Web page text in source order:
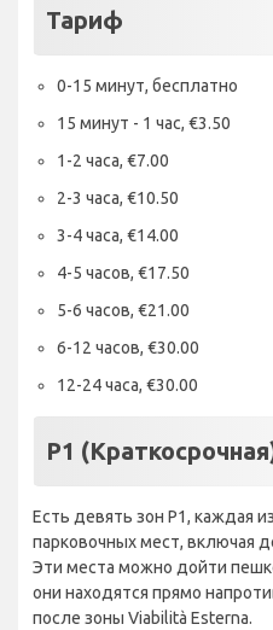
Тариф
0-15 минут, бесплатно
15 минут - 1 час, €3.50
1-2 часа, €7.00
2-3 часа, €10.50
3-4 часа, €14.00
4-5 часов, €17.50
5-6 часов, €21.00
6-12 часов, €30.00
12-24 часа, €30.00
P1
Есть девять зон P1, каждая
парковочных мест, включая
Эти места можно дойти
они находятся прямо
после зоны Viabilità Esterna.